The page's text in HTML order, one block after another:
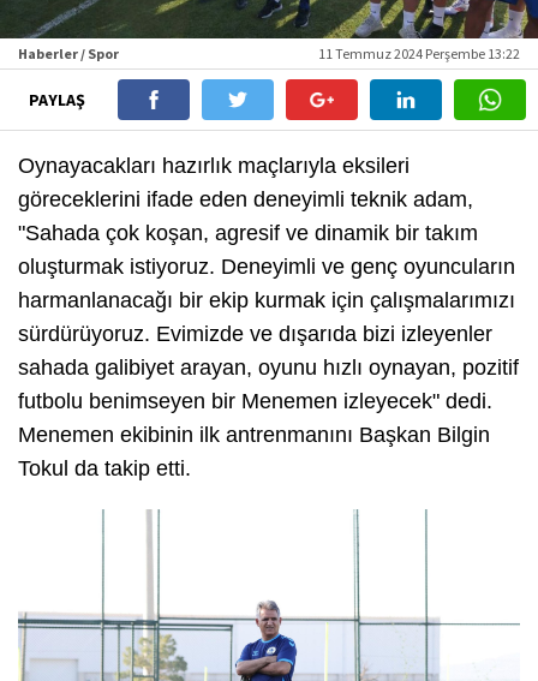
Haberler / Spor 11 Temmuz 2024 Perşembe 13:22
PAYLAŞ
Oynayacakları hazırlık maçlarıyla eksileri
göreceklerini ifade eden deneyimli teknik adam,
"Sahada çok koşan, agresif ve dinamik bir takım
oluşturmak istiyoruz. Deneyimli ve genç oyuncuların
harmanlanacağı bir ekip kurmak için çalışmalarımızı
sürdürüyoruz. Evimizde ve dışarıda bizi izleyenler
sahada galibiyet arayan, oyunu hızlı oynayan, pozitif
futbolu benimseyen bir Menemen izleyecek" dedi.
Menemen ekibinin ilk antrenmanını Başkan Bilgin
Tokul da takip etti.